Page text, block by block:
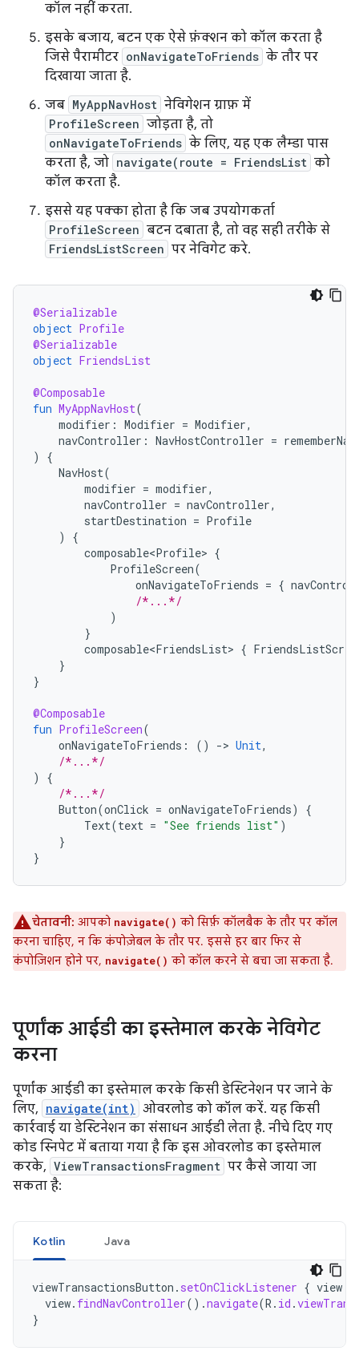
कॉल नहीं करता.
इसके बजाय, बटन एक ऐसे फ़ंक्शन को कॉल करता है
जिसे पैरामीटर onNavigateToFriends के तौर पर
दिखाया जाता है.
जब MyAppNavHost नेविगेशन ग्राफ़ में
ProfileScreen जोड़ता है, तो
onNavigateToFriends के लिए, यह एक लैम्डा पास
करता है, जो navigate(route = FriendsList को
कॉल करता है.
इससे यह पक्का होता है कि जब उपयोगकर्ता
ProfileScreen बटन दबाता है, तो वह सही तरीके से
FriendsListScreen पर नेविगेट करे.
@Serializable
object Profile
@Serializable
object FriendsList
@Composable
fun MyAppNavHost(
modifier : Modifier = Modifier,
navController : NavHostController =
)
{
NavHost(
modifier = modifier,
navController = navController,
startDestination = Profile
)
{
composable<Profile> {
ProfileScreen(
onNavigateToFriends = {
/*...*/
)
}
composable<FriendsList> {
}
}
@Composable
fun ProfileScreen(
onNavigateToFriends : () -> Unit,
/*...*/
)
{
/*...*/
Button(onClick = onNavigateToFriends)
{
Text(text = "See friends list" )
}
}
चेतावनी: आपको navigate() को सिर्फ़ कॉलबैक के तौर पर कॉल
करना चाहिए, न कि कंपोज़ेबल के तौर पर. इससे हर बार फिर से
कंपोज़िशन होने पर, navigate() को कॉल करने से बचा जा सकता है.
पूर्णांक आईडी का इस्तेमाल करके नेविगेट
करना
पूर्णांक आईडी का इस्तेमाल करके किसी डेस्टिनेशन पर जाने के
लिए, navigate(int) ओवरलोड को कॉल करें. यह किसी
कार्रवाई या डेस्टिनेशन का संसाधन आईडी लेता है. नीचे दिए गए
कोड स्निपेट में बताया गया है कि इस ओवरलोड का इस्तेमाल
करके, ViewTransactionsFragment पर कैसे जाया जा
सकता है:
Kotlin Java
viewTransactionsButton . setOnClickListener { view
view. findNavController().navigate(R . id .
}